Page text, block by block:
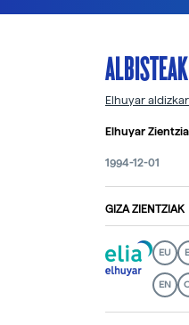
ALBISTEAK
Elhuyar
Elhuyar Zientzia
1994-12-01
GIZA ZIENTZIAK
EU
EN